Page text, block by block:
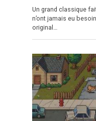
Un grand classique
n’ont jamais eu
original…